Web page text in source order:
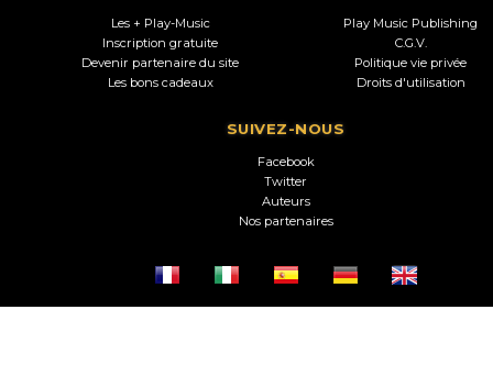
Les + Play-Music
Inscription gratuite
Devenir partenaire du site
Les bons cadeaux
Play Music Publishing
C.G.V.
Politique vie privée
Droits d'utilisation
SUIVEZ-NOUS
Facebook
Twitter
Auteurs
Nos partenaires